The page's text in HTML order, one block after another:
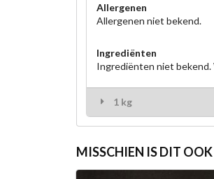
Allergenen
Allergenen niet bekend.
Ingrediënten
Ingrediënten niet bekend.
1 kg
MISSCHIEN IS DIT